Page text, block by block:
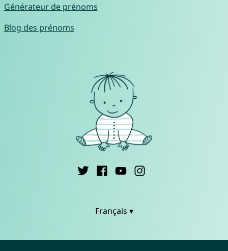
Générateur de prénoms
Blog des prénoms
Français ▾